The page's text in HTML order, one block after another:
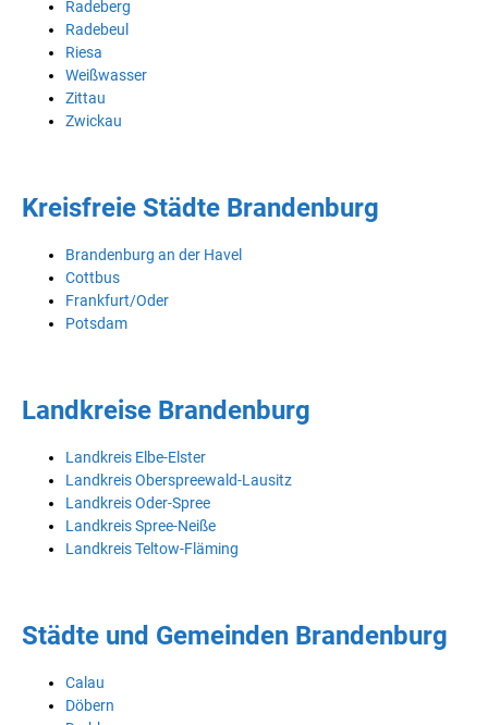
Radeberg
Radebeul
Riesa
Weißwasser
Zittau
Zwickau
Kreisfreie Städte Brandenburg
Brandenburg an der Havel
Cottbus
Frankfurt/Oder
Potsdam
Landkreise Brandenburg
Landkreis Elbe-Elster
Landkreis Oberspreewald-Lausitz
Landkreis Oder-Spree
Landkreis Spree-Neiße
Landkreis Teltow-Fläming
Städte und Gemeinden Brandenburg
Calau
Döbern